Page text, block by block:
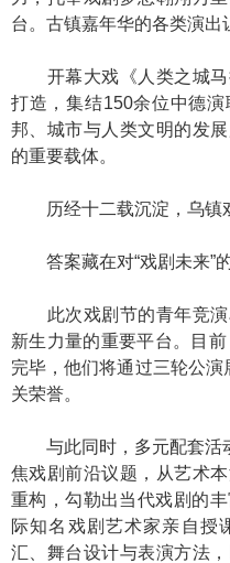
台。古镇嘉年华的各类演出
开幕大戏《人类之城马
打造，集结150余位中德
邦、城市与人类文明的发
的重要载体。
历经十二载沉淀，乌镇
答案藏在对“戏剧未来”的
此次戏剧节的青年竞演
新生力量的重要平台。目
完毕，他们将通过三轮公演
关荣誉。
与此同时，多元配套活动
焦戏剧前沿议题，从艺术
重构，勾勒出当代戏剧的
际知名戏剧艺术家亲自授
汇、舞台设计与表演方法